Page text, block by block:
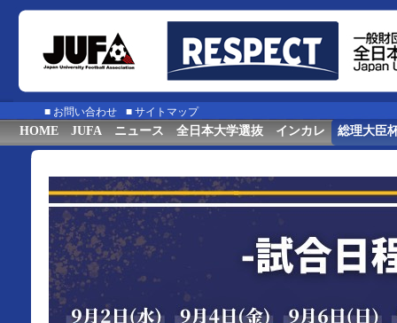
■ お問い合わせ ■ サイトマップ
HOME JUFA ニュース 全日本大学選抜 インカレ 総理大臣